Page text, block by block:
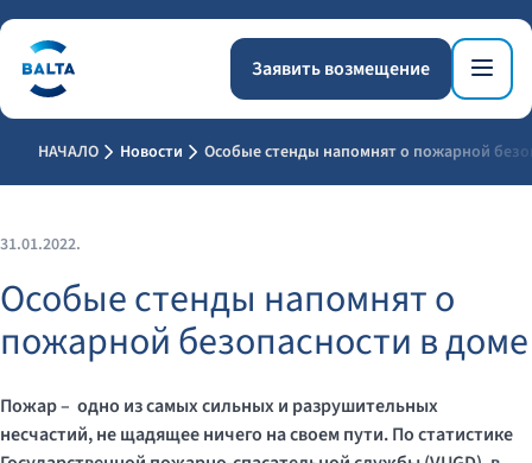
Заявить возмещение
НАЧАЛО Новости Особые стенды напомнят о пожарной
31.01.2022.
Особые стенды напомнят о
пожарной безопасности в доме
Пожар – одно из самых сильных и разрушительных
несчастий, не щадящее ничего на своем пути. По статистике